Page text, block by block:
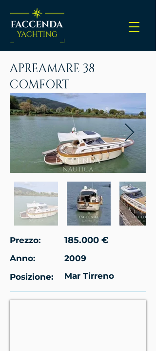
APREAMARE 38
COMFORT
Prezzo: 185.000 €
Anno:
2009
Posizione:
Mar Tirreno